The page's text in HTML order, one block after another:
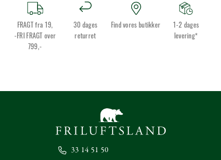
FRAGT fra 19,
-FRI FRAGT over
799,-
30 dages
returret
Find vores butikker
1-2 dages
levering*
33 14 51 50